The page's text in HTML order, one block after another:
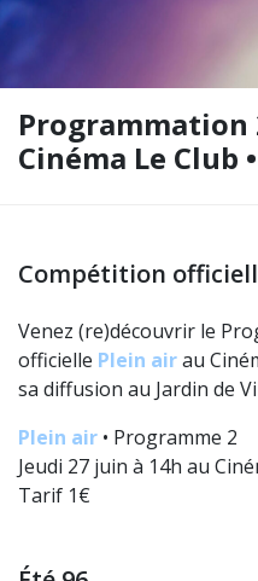
Programmation
Cinéma Le Club
Compétition
Venez (re)découvrir le
officielle Plein airau
sa diffusion au Jardin de
Plein air • Programme 2
Jeudi 27 juin à 14h au
Tarif 1€